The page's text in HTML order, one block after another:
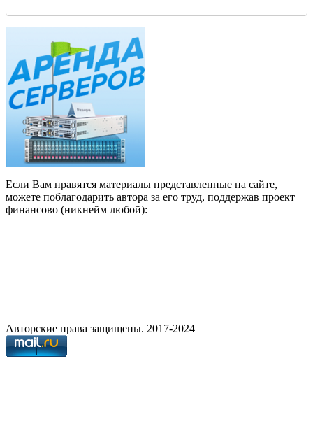
Если Вам нравятся материалы представленные на сайте,
можете поблагодарить автора за его труд, поддержав проект
финансово (никнейм любой):
Авторские права защищены. 2017-2024